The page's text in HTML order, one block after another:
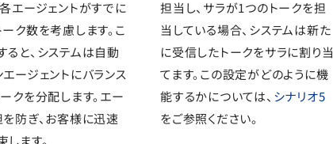
エージェントがすでに
ク数を考慮します。こ
と、システムは自動
ージェントにバランス
クを分配します。エー
防ぎ、お客様に迅速
ます。
担当し、サラが1つのトークを担
当している場合、システムは新た
に受信したトークをサラに割り当
てます。この設定がどのように機
能するかについては、 シナリオ5
をご参照ください。